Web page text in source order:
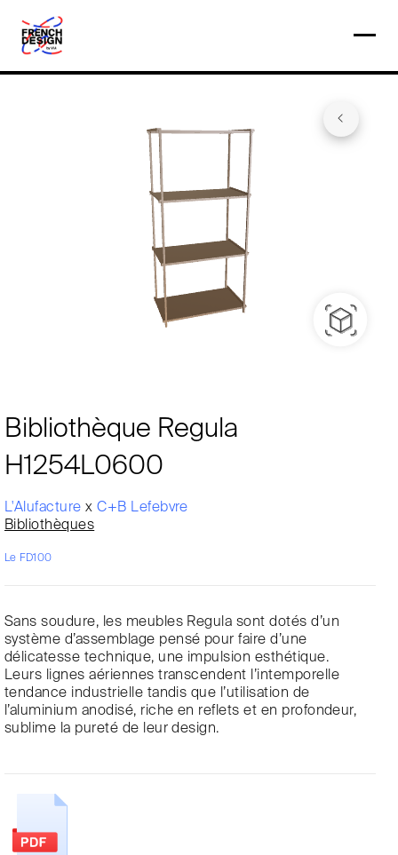
Bibliothèque Regula
H1254L0600
L'AlufacturexC+B Lefebvre
Bibliothèques
Le FD100
Sans soudure, les meubles Regula sont dotés d’un
système d’assemblage pensé pour faire d’une
délicatesse technique, une impulsion esthétique.
Leurs lignes aériennes transcendent l’intemporelle
tendance industrielle tandis que l’utilisation de
l’aluminium anodisé, riche en reflets et en profondeur,
sublime la pureté de leur design.